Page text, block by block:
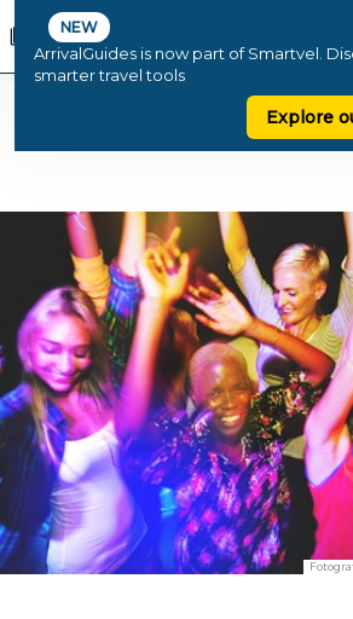
NEW
ArrivalGuides is now part of Smartvel.
smarter travel tools
Explore